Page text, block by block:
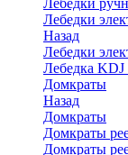
Лебедки
Лебедки
Назад
Лебедки
Лебедка
Домкраты
Назад
Домкраты
Домкраты
Домкраты